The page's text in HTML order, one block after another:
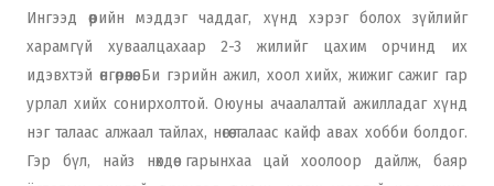
Ингээд өөрийн мэддэг чаддаг, хүнд хэрэг болох зүйлийг
харамгүй хуваалцахаар 2-3 жилийг цахим орчинд их
идэвхтэй өнгөрөөлөө. Би гэрийн ажил, хоол хийх, жижиг сажиг гар
урлал хийх сонирхолтой. Оюуны ачаалалтай ажилладаг хүнд
нэг талаас алжаал тайлах, нөгөө талаас кайф авах хобби болдог.
Гэр бүл, найз нөхдөө гарынхаа цай хоолоор дайлж, баяр